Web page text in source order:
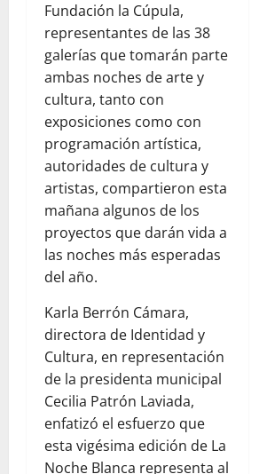
Fundación la Cúpula,
representantes de las 38
galerías que tomarán parte
ambas noches de arte y
cultura, tanto con
exposiciones como con
programación artística,
autoridades de cultura y
artistas, compartieron esta
mañana algunos de los
proyectos que darán vida a
las noches más esperadas
del año.
Karla Berrón Cámara,
directora de Identidad y
Cultura, en representación
de la presidenta municipal
Cecilia Patrón Laviada,
enfatizó el esfuerzo que
esta vigésima edición de La
Noche Blanca representa al